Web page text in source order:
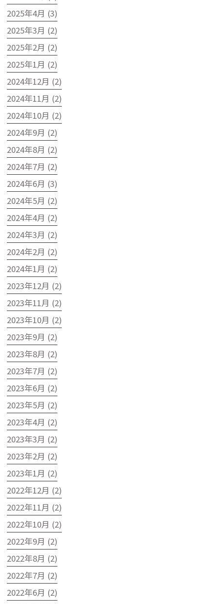
2025年4月 (3)
2025年3月 (2)
2025年2月 (2)
2025年1月 (2)
2024年12月 (2)
2024年11月 (2)
2024年10月 (2)
2024年9月 (2)
2024年8月 (2)
2024年7月 (2)
2024年6月 (3)
2024年5月 (2)
2024年4月 (2)
2024年3月 (2)
2024年2月 (2)
2024年1月 (2)
2023年12月 (2)
2023年11月 (2)
2023年10月 (2)
2023年9月 (2)
2023年8月 (2)
2023年7月 (2)
2023年6月 (2)
2023年5月 (2)
2023年4月 (2)
2023年3月 (2)
2023年2月 (2)
2023年1月 (2)
2022年12月 (2)
2022年11月 (2)
2022年10月 (2)
2022年9月 (2)
2022年8月 (2)
2022年7月 (2)
2022年6月 (2)